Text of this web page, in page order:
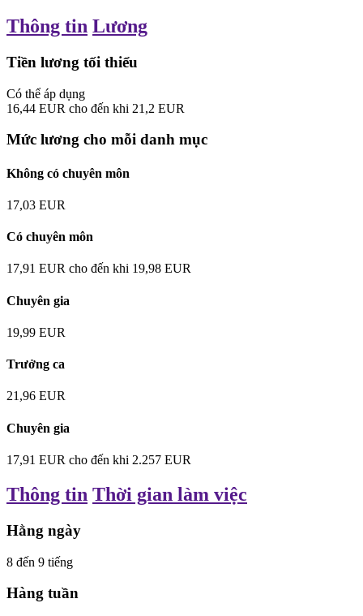
Thông tin Lương
Tiền lương tối thiểu
Có thể áp dụng
16,44 EUR cho đến khi 21,2 EUR
Mức lương cho mỗi danh mục
Không có chuyên môn
17,03 EUR
Có chuyên môn
17,91 EUR cho đến khi 19,98 EUR
Chuyên gia
19,99 EUR
Trưởng ca
21,96 EUR
Chuyên gia
17,91 EUR cho đến khi 2.257 EUR
Thông tin Thời gian làm việc
Hằng ngày
8 đến 9 tiếng
Hàng tuần